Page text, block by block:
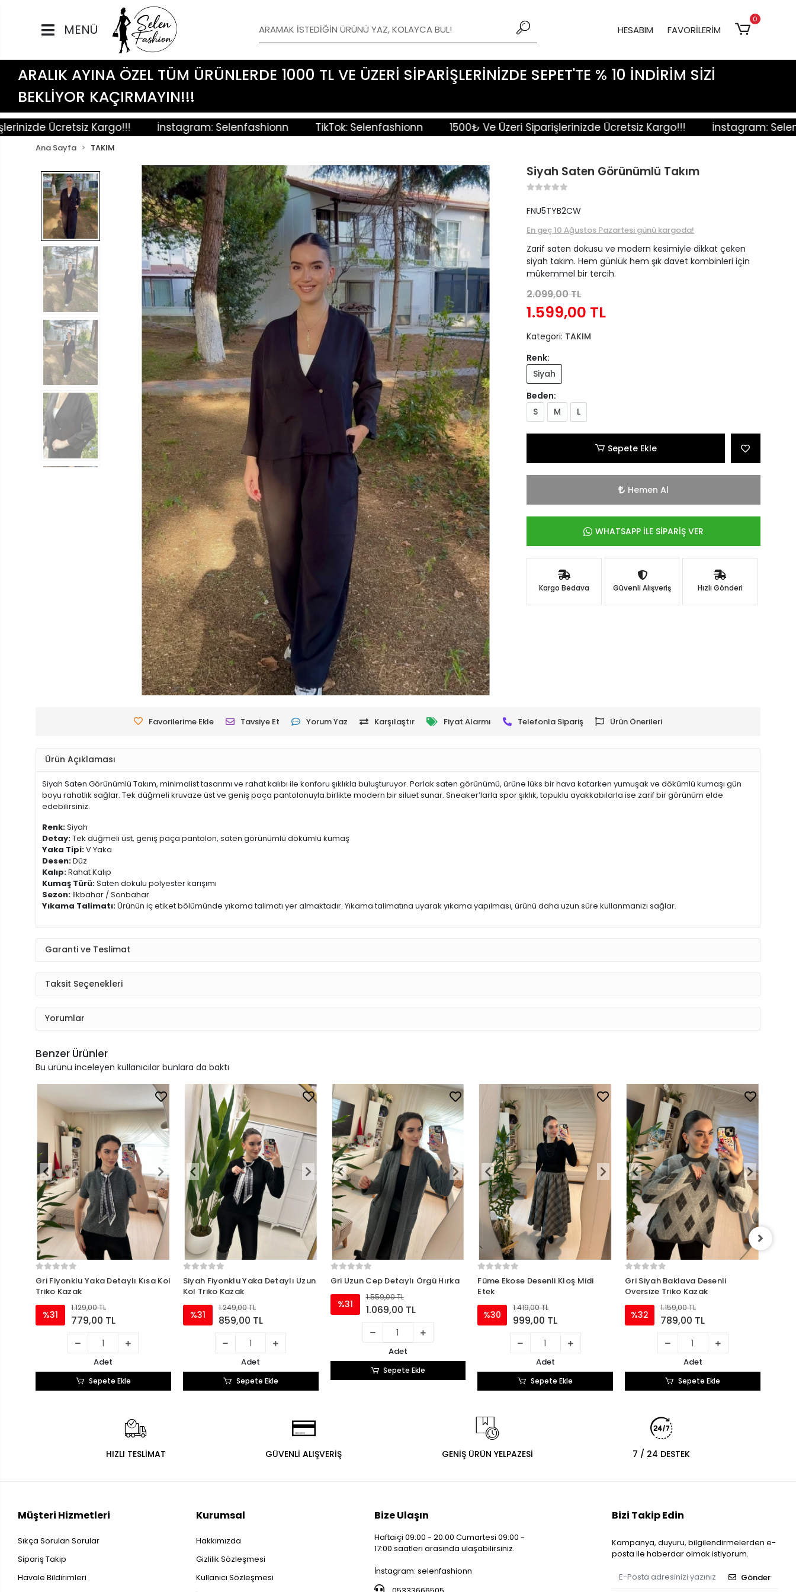
ARALIK AYINA ÖZEL TÜM ÜRÜNLERDE 1000 TL VE ÜZERİ SİPARİŞLERİNİZDE SEPET'TE % 10 İNDİRİM SİZİ
BEKLİYOR KAÇIRMAYIN!!!
Ücretsiz Kargo!!! İnstagram: Selenfashionn TikTok: Selenfashionn 1500₺ Ve Üzeri Siparişlerinizde Ücretsiz Kargo!!! İnstagram:
MENÜ HESABIM FAVORİLERİM
0
Ana Sayfa TAKIM
Siyah Saten Görünümlü Takım
FNU5TYB2CW
En geç 10 Ağustos Pazartesi günü kargoda!
Zarif saten dokusu ve modern kesimiyle dikkat çeken
siyah takım. Hem günlük hem şık davet kombinleri için
mükemmel bir tercih.
2.099,00 TL
1.599,00 TL
Kategori: TAKIM
Renk:
Siyah
Beden:
S
M L
Sepete Ekle
Hemen Al
WHATSAPP İLE SİPARİŞ VER
Kargo Bedava Güvenli Alışveriş Hızlı Gönderi
Favorilerime Ekle Tavsiye Et Yorum Yaz Karşılaştır Fiyat Alarmı Telefonla Sipariş Ürün Önerileri
Ürün Açıklaması
Siyah Saten Görünümlü Takım, minimalist tasarımı ve rahat kalıbı ile konforu şıklıkla buluşturuyor. Parlak saten görünümü, ürüne lüks bir hava katarken yumuşak ve dökümlü kumaşı gün
boyu rahatlık sağlar. Tek düğmeli kruvaze üst ve geniş paça pantolonuyla birlikte modern bir siluet sunar. Sneaker’larla spor şıklık, topuklu ayakkabılarla ise zarif bir görünüm elde
edebilirsiniz.
Renk:Siyah
Detay:Tek düğmeli üst, geniş paça pantolon, saten görünümlü dökümlü kumaş
Yaka Tipi:V Yaka
Desen:Düz
Kalıp:Rahat Kalıp
Kumaş Türü:Saten dokulu polyester karışımı
Sezon: İlkbahar / Sonbahar
Yıkama Talimatı:Ürünün iç etiket bölümünde yıkama talimatı yer almaktadır. Yıkama talimatına uyarak yıkama yapılması, ürünü daha uzun süre kullanmanızı sağlar.
Garanti ve Teslimat
Taksit Seçenekleri
Yorumlar
Benzer Ürünler
Bu ürünü inceleyen kullanıcılar bunlara da baktı
Gri Fiyonklu Yaka Detaylı Kısa Kol
Triko Kazak
%31
1.129,00 TL
779,00 TL
Adet
Sepete Ekle
Siyah Fiyonklu Yaka Detaylı Uzun
Kol Triko Kazak
%31
1.249,00 TL
859,00 TL
Adet
Sepete Ekle
Gri Uzun Cep Detaylı Örgü Hırka
%31
1.559,00 TL
1.069,00 TL
Adet
Sepete Ekle
Füme Ekose Desenli Kloş Midi
Etek
%30
1.419,00 TL
999,00 TL
Adet
Sepete Ekle
Gri Siyah Baklava Desenli
Oversize Triko Kazak
%32
1.159,00 TL
789,00 TL
Adet
Sepete Ekle
HIZLI TESLİMAT GÜVENLİ ALIŞVERİŞ GENİŞ ÜRÜN YELPAZESİ 7 / 24 DESTEK
Müşteri Hizmetleri
Sıkça Sorulan Sorular
Sipariş Takip
Havale Bildirimleri
Kurumsal
Hakkımızda
Gizlilik Sözleşmesi
Kullanıcı Sözleşmesi
Bize Ulaşın
Haftaiçi 09:00 - 20:00 Cumartesi 09:00 -
17:00 saatleri arasında ulaşabilirsiniz.
İnstagram: selenfashionn
Bizi Takip Edin
Kampanya, duyuru, bilgilendirmelerden e-
posta ile haberdar olmak istiyorum.
Gönder